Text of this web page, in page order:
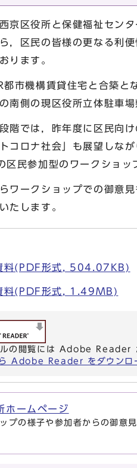
京区役所と保健福祉セン
，区民の皆様の更なる利
ります。
都市機構賃貸住宅と合築と
南側の現区役所立体駐車
階では，昨年度に区民向
コロナ社会」も展望しな
区民参加型のワークショッ
ワークショップでの御意
たします。
料(PDF形式, 504.07KB)
料(PDF形式, 1.49MB)
の閲覧には Adobe Reader
Adobe Reader をダウンロ
ホームページ
プの様子や参加者からの御意